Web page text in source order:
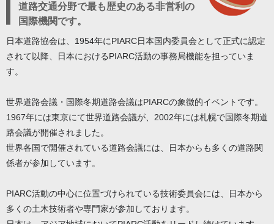
道路交通分野で最も歴史のある非営利の
国際機関です。
日本道路協会は、1954年にPIARC日本国内委員会として正式に認定
されて以降、日本におけるPIARC活動の事務局機能を担っていま
す。
世界道路会議・国際冬期道路会議はPIARCの象徴的イベントです。
1967年には東京にて世界道路会議が、2002年には札幌で国際冬期道
路会議が開催されました。
世界各国で開催されている道路会議には、日本からも多くの道路関
係者が参加しています。
PIARC活動の中心に位置づけられている技術委員会には、日本から
多くの土木技術者や専門家が参加しております。